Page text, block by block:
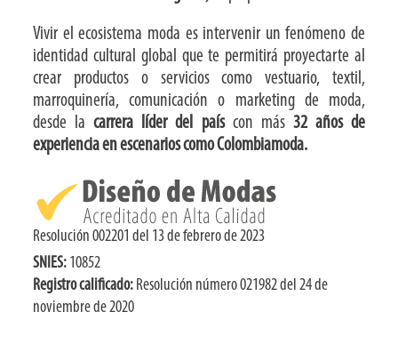
Vivir el ecosistema moda es intervenir un fenómeno de
identidad cultural global que te permitirá proyectarte al
crear productos o servicios como vestuario, textil,
marroquinería, comunicación o marketing de moda,
desde lacarrera líder del paíscon más 32 años de
experiencia en escenarios como Colombiamoda.
Resolución 002201 del 13 de febrero de 2023
SNIES: 10852
Registro calificado: Resolución número 021982 del 24 de
noviembre de 2020